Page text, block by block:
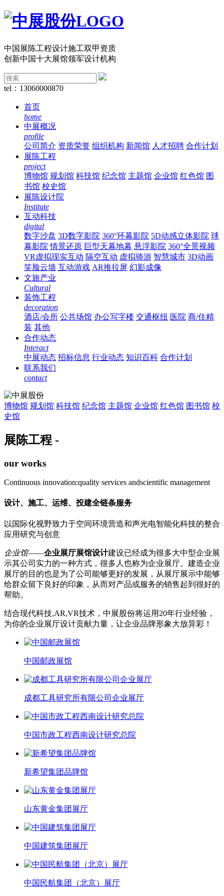
中国展陈工程设计施工双甲资质
创新中国十大展馆领军设计机构
tel：13060000870
首页
home
中展概况
profile
公司简介 资质荣誉 组织机构 新闻馆 人才招聘 合作计划
展陈工程
project
博物馆 规划馆 科技馆 纪念馆 主题馆 企业馆 红色馆 图
书馆 校史馆
展陈设计院
Institute
互动科技
digital
数字沙盘 3D数字影院 360°环幕影院 5D动感立体影院 球
幕影院 情景还原 巨型天幕地幕 悬浮影院 360°全景视频
VR虚拟现实互动 隔空互动 虚拟骑游 智慧城市 3D动画
笑脸云墙 互动游戏 AR推拉屏 幻影成像
文旅产业
Cultural
装饰工程
decoration
酒店/会所 公共场馆 办公写字楼 交通枢纽 医院 商/住精
装 其他
合作动态
Interact
中展动态 招标信息 行业动态 知识百科 合作计划
联系我们
contact
博物馆 规划馆 科技馆 纪念馆 主题馆 企业馆 红色馆 图书馆 校
史馆
展陈工程 -
our works
Continuous innovation:quality services andscientific management
设计、施工、运维、投建全链条服务
以国际化视野致力于空间环境营造和声光电智能化科技的整合
应用研究与创意
企业馆——企业展厅展馆设计建设已经成为很多大中型企业展
示其公司实力的一种方式，很多人也称为企业展厅。建造企业
展厅的目的也是为了公司能够更好的发展，从展厅展示中能够
给群众留下良好的印象，从而对产品或服务的销售起到很好的
帮助。
结合现代科技,AR,VR技术，中展股份将运用20年行业经验，
为你的企业展厅设计贡献力量，让企业品牌形象大放异彩！
中国邮政展馆
成都工具研究所有限公司企业展厅
中国市政工程西南设计研究总院
新希望集团品牌馆
山东黄金集团展厅
中国建筑集团展厅
中国民航集团（北京）展厅